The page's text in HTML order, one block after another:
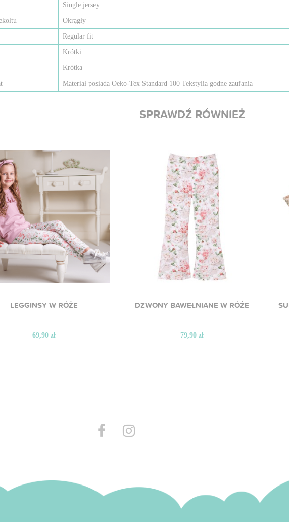
Single jersey
Okrągły
Regular fit
Krótki
Krótka
Materiał posiada Oeko-Tex Standard 100 Tekstylia godne zaufania
SPRAWDŹ RÓWNIEŻ
LEGGINSY W RÓŻE
69,90 zł
DZWONY BAWEŁNIANE W RÓŻE
79,90 zł